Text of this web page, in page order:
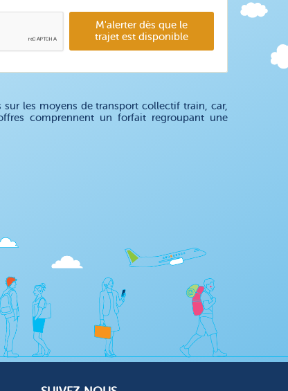
M'alerter dès que le
trajet est disponible
les moyens de transport collectif train, car,
comprennent un forfait regroupant une